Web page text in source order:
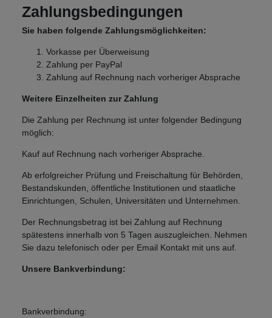
Zahlungsbedingungen
Sie haben folgende Zahlungsmöglichkeiten:
Vorkasse per Überweisung
Zahlung per PayPal
Zahlung auf Rechnung nach vorheriger Absprache
Weitere Einzelheiten zur Zahlung
Die Zahlung per Rechnung ist unter folgender Bedingung
möglich:
Kauf auf Rechnung nach vorheriger Absprache.
Ab erfolgreicher Prüfung und Freischaltung für Behörden,
Bestandskunden, öffentliche Institutionen und staatliche
Einrichtungen, Schulen, Universitäten und Unternehmen.
Der Rechnungsbetrag ist bei Zahlung auf Rechnung
spätestens innerhalb von 5 Tagen auszugleichen. Nehmen
Sie dazu telefonisch oder per Email Kontakt mit uns auf.
Unsere Bankverbindung:
Bankverbindung: